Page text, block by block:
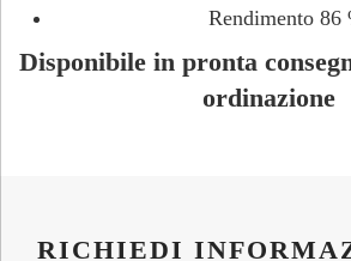
Rendimento 86
Disponibile in pronta
ordinazione
RICHIEDI